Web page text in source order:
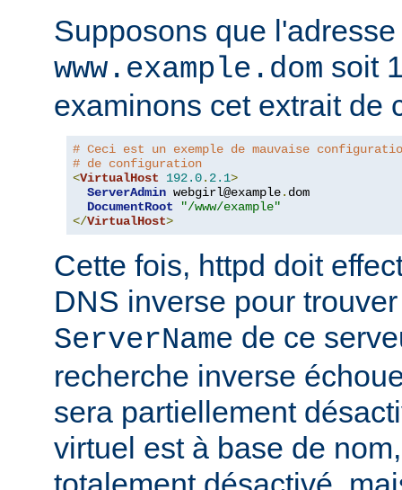
Supposons que
www.example.dom soit
examinons cet extrait de
# Ceci est un exemple de mauvaise
# de configuration
<VirtualHost 192.0. 2.1>
ServerAdmin webgirl@example. dom
DocumentRoot
"/www/example"
</VirtualHost>
Cette fois, httpd doit
DNS inverse pour
ServerName de ce
recherche inverse
sera partiellement
virtuel est à base de